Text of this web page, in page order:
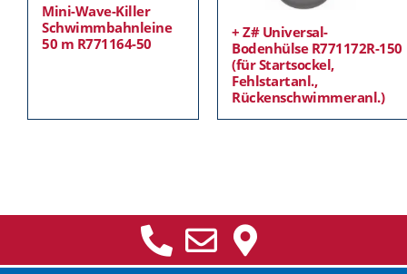
Mini-Wave-Killer
Schwimmbahnleine
50 m R771164-50
+ Z# Universal-
Bodenhülse R771172R-150
(für Startsockel,
Fehlstartanl.,
Rückenschwimmeranl.)